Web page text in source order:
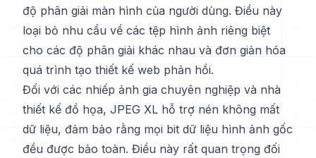
độ phân giải màn hình của người dùng. Điều này
loại bỏ nhu cầu về các tệp hình ảnh riêng biệt
cho các độ phân giải khác nhau và đơn giản hóa
quá trình tạo thiết kế web phản hồi.
Đối với các nhiếp ảnh gia chuyên nghiệp và nhà
thiết kế đồ họa, JPEG XL hỗ trợ nén không mất
dữ liệu, đảm bảo rằng mọi bit dữ liệu hình ảnh gốc
đều được bảo toàn. Điều này rất quan trọng đối